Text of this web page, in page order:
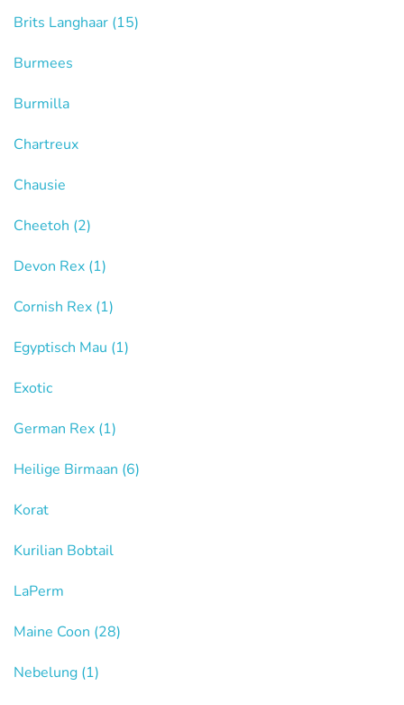
Brits Langhaar (15)
Burmees
Burmilla
Chartreux
Chausie
Cheetoh (2)
Devon Rex (1)
Cornish Rex (1)
Egyptisch Mau (1)
Exotic
German Rex (1)
Heilige Birmaan (6)
Korat
Kurilian Bobtail
LaPerm
Maine Coon (28)
Nebelung (1)